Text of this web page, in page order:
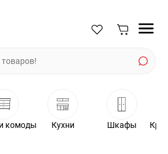
комоды Кухни Шкафы